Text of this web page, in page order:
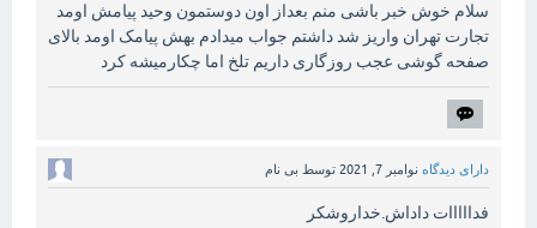
سلام خوش خبر باشی منم بعداز اون دوستمون وحید پیامش اومد
تجارت تهران واریز شد داشتم جواب میدادم بهش پیامک اومد بالای
صفحه گوشی عجب روزگاری داریم تلخ اما چکارمیشه کرد
دارای دیدگاه نوامبر 7, 2021 توسط بی نام
فدااااات داداش.خداروشکر